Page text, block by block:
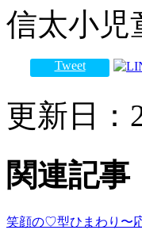
信太小児
Tweet
更新日：
関連記事
笑顔の♡型ひまわり〜